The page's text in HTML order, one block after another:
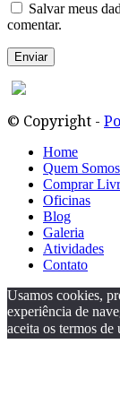
Salvar meus
comentar.
© Copyright -
Home
Quem Somos
Comprar
Oficinas
Blog
Galeria
Atividades
Contato
Usamos cookies,
experiência de
aceita os termos de